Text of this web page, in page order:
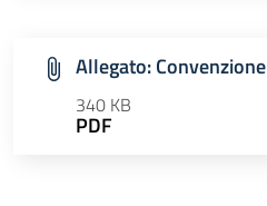
Allegato: Convenzione
340 KB
PDF